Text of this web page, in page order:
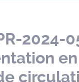
2024-
en